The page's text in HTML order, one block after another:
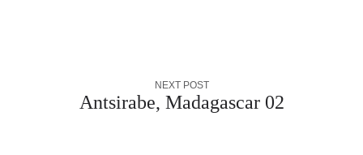
NEXT POST
Antsirabe, Madagascar 02